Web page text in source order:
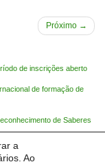
a
Ao
Próximo
de inscrições aberto
de formação de
de Saberes
Bagé e Jaguarão